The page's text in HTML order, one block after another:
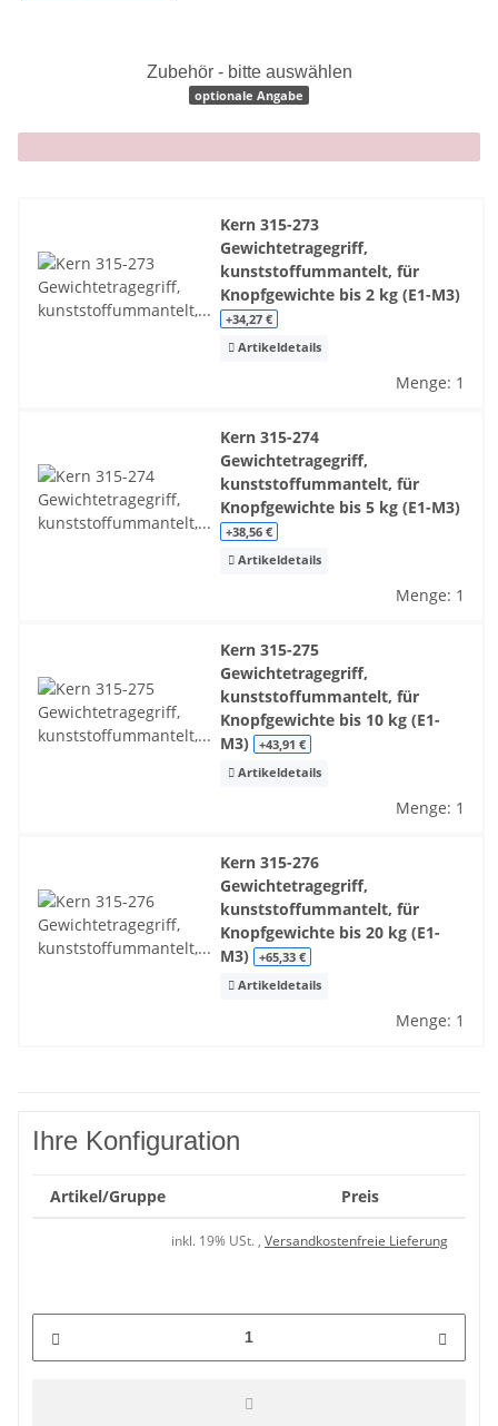
Zubehör - bitte auswählen
optionale Angabe
x
Kern 315-273
Gewichtetragegriff,
kunststoffummantelt, für
Knopfgewichte bis 2 kg (E1-M3)
+34,27 €
Artikeldetails
Menge: 1
Kern 315-274
Gewichtetragegriff,
kunststoffummantelt, für
Knopfgewichte bis 5 kg (E1-M3)
+38,56 €
Artikeldetails
Menge: 1
Kern 315-275
Gewichtetragegriff,
kunststoffummantelt, für
Knopfgewichte bis 10 kg (E1-
M3)
+43,91 €
Artikeldetails
Menge: 1
Kern 315-276
Gewichtetragegriff,
kunststoffummantelt, für
Knopfgewichte bis 20 kg (E1-
M3)
+65,33 €
Artikeldetails
Menge: 1
Ihre Konfiguration
Artikel/Gruppe Preis
inkl. 19% USt. , Versandkostenfreie Lieferung